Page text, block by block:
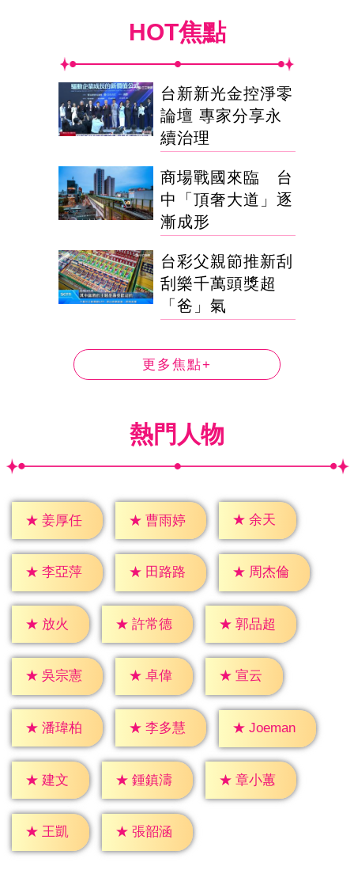
HOT焦點
台新新光金控淨零
論壇 專家分享永
續治理
商場戰國來臨 台
中「頂奢大道」逐
漸成形
台彩父親節推新刮
刮樂千萬頭獎超
「爸」氣
更多焦點+
熱門人物
★ 姜厚任 ★ 曹雨婷 ★ 余天
★ 李亞萍 ★ 田路路 ★ 周杰倫
★ 放火 ★ 許常德 ★ 郭品超
★ 吳宗憲 ★ 卓偉 ★ 宣云
★ 潘瑋柏 ★ 李多慧 ★ Joeman
★ 建文 ★ 鍾鎮濤 ★ 章小蕙
★ 王凱 ★ 張韶涵